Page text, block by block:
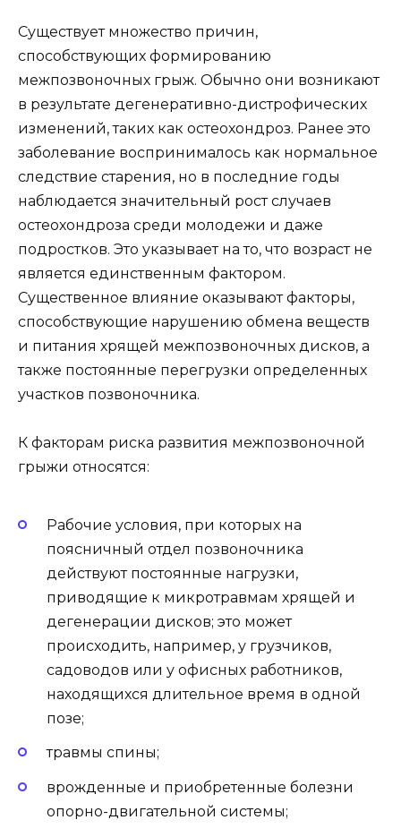
Существует множество причин,
способствующих формированию
межпозвоночных грыж. Обычно они возникают
в результате дегенеративно-дистрофических
изменений, таких как остеохондроз. Ранее это
заболевание воспринималось как нормальное
следствие старения, но в последние годы
наблюдается значительный рост случаев
остеохондроза среди молодежи и даже
подростков. Это указывает на то, что возраст не
является единственным фактором.
Существенное влияние оказывают факторы,
способствующие нарушению обмена веществ
и питания хрящей межпозвоночных дисков, а
также постоянные перегрузки определенных
участков позвоночника.
К факторам риска развития межпозвоночной
грыжи относятся:
Рабочие условия, при которых на
поясничный отдел позвоночника
действуют постоянные нагрузки,
приводящие к микротравмам хрящей и
дегенерации дисков; это может
происходить, например, у грузчиков,
садоводов или у офисных работников,
находящихся длительное время в одной
позе;
травмы спины;
врожденные и приобретенные болезни
опорно-двигательной системы;